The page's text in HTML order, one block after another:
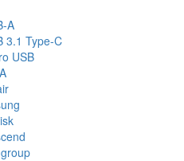
A
3.1 Type-C
USB